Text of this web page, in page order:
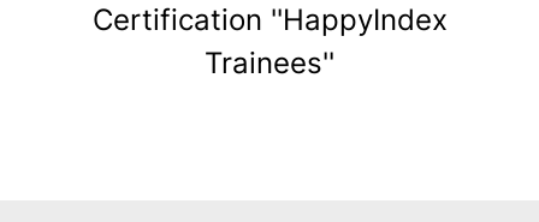
Certification ''HappyIndex
Trainees''